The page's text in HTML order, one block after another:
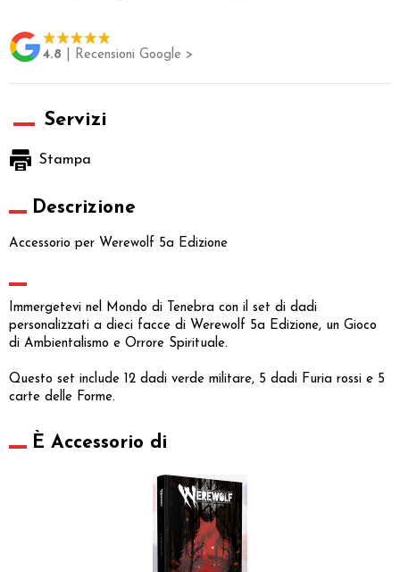
4.8 | Recensioni Google >
Servizi
Stampa
Descrizione
Accessorio per Werewolf 5a Edizione
Immergetevi nel Mondo di Tenebra con il set di dadi
personalizzati a dieci facce di Werewolf 5a Edizione, un Gioco
di Ambientalismo e Orrore Spirituale.
Questo set include 12 dadi verde militare, 5 dadi Furia rossi e 5
carte delle Forme.
È Accessorio di